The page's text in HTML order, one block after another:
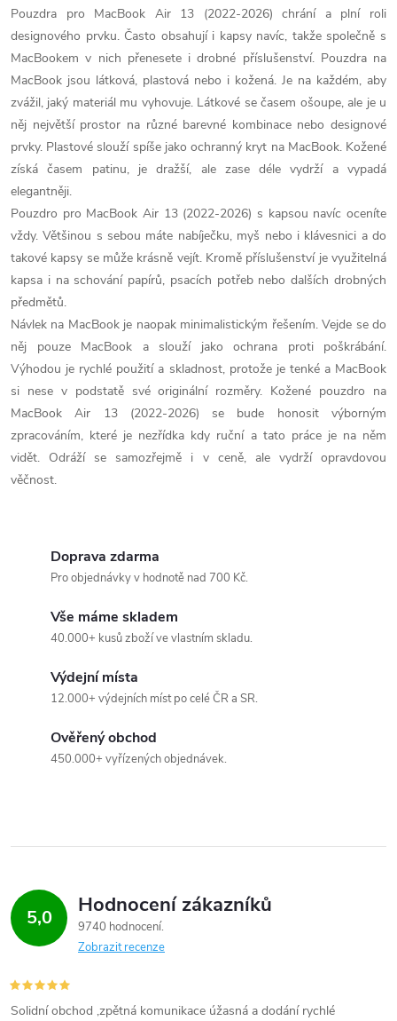
v
l
á
d
a
c
í
p
r
v
k
y
v
ý
Pouzdra pro MacBook Air 13 (2022-2026) chrání a plní roli
designového prvku. Často obsahují i kapsy navíc, takže společně s
MacBookem v nich přenesete i drobné příslušenství. Pouzdra na
MacBook jsou látková, plastová nebo i kožená. Je na každém, aby
zvážil, jaký materiál mu vyhovuje. Látkové se časem ošoupe, ale je u
něj největší prostor na různé barevné kombinace nebo designové
prvky. Plastové slouží spíše jako ochranný kryt na MacBook. Kožené
získá časem patinu, je dražší, ale zase déle vydrží a vypadá
elegantněji.
Pouzdro pro MacBook Air 13 (2022-2026) s kapsou navíc oceníte
vždy. Většinou s sebou máte nabíječku, myš nebo i klávesnici a do
takové kapsy se může krásně vejít. Kromě příslušenství je využitelná
kapsa i na schování papírů, psacích potřeb nebo dalších drobných
předmětů.
Návlek na MacBook je naopak minimalistickým řešením. Vejde se do
něj pouze MacBook a slouží jako ochrana proti poškrábání.
Výhodou je rychlé použití a skladnost, protože je tenké a MacBook
si nese v podstatě své originální rozměry. Kožené pouzdro na
MacBook Air 13 (2022-2026) se bude honosit výborným
zpracováním, které je nezřídka kdy ruční a tato práce je na něm
vidět. Odráží se samozřejmě i v ceně, ale vydrží opravdovou
věčnost.
Doprava zdarma
Pro objednávky v hodnotě nad 700 Kč.
Vše máme skladem
40.000+ kusů zboží ve vlastním skladu.
Výdejní místa
12.000+ výdejních míst po celé ČR a SR.
Ověřený obchod
450.000+ vyřízených objednávek.
5,0 Hodnocení zákazníků
9740 hodnocení
Zobrazit recenze
Solidní obchod ,zpětná komunikace úžasná a dodání rychlé